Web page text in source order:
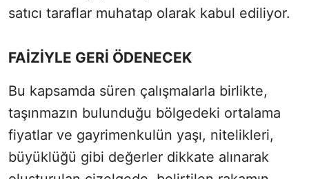
satıcı taraflar muhatap olarak kabul ediliyor.
FAİZİYLE GERİ ÖDENECEK
Bu kapsamda süren çalışmalarla birlikte,
taşınmazın bulunduğu bölgedeki ortalama
fiyatlar ve gayrimenkulün yaşı, nitelikleri,
büyüklüğü gibi değerler dikkate alınarak